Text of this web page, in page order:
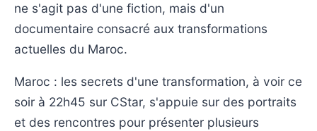
ne s'agit pas d'une fiction, mais d'un
documentaire consacré aux transformations
actuelles du Maroc.
Maroc : les secrets d'une transformation, à voir ce
soir à 22h45 sur CStar, s'appuie sur des portraits
et des rencontres pour présenter plusieurs